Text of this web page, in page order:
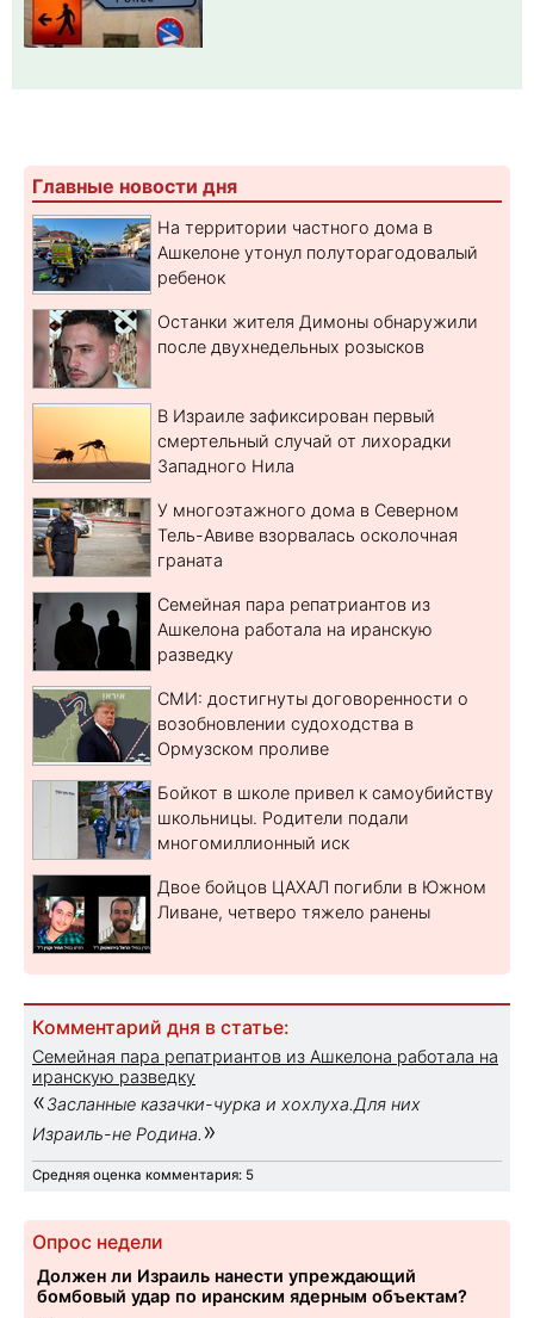
Главные новости дня
На территории частного дома в
Ашкелоне утонул полуторагодовалый
ребенок
Останки жителя Димоны обнаружили
после двухнедельных розысков
В Израиле зафиксирован первый
смертельный случай от лихорадки
Западного Нила
У многоэтажного дома в Северном
Тель-Авиве взорвалась осколочная
граната
Семейная пара репатриантов из
Ашкелона работала на иранскую
разведку
СМИ: достигнуты договоренности о
возобновлении судоходства в
Ормузском проливе
Бойкот в школе привел к самоубийству
школьницы. Родители подали
многомиллионный иск
Двое бойцов ЦАХАЛ погибли в Южном
Ливане, четверо тяжело ранены
Комментарий дня в статье:
Семейная пара репатриантов из Ашкелона работала на
иранскую разведку
«Засланные казачки-чурка и хохлуха.Для них
Израиль-не Родина. »
Средняя оценка комментария: 5
Опрос недели
Должен ли Израиль нанести упреждающий
бомбовый удар по иранским ядерным объектам?